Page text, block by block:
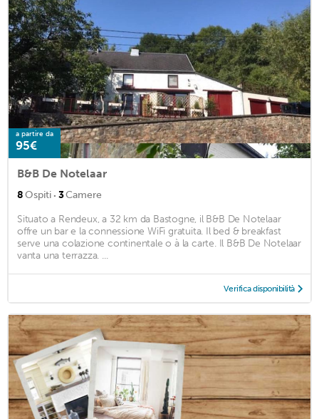
a partire da
95€
B&B De Notelaar
8Ospiti · 3Camere
Situato a Rendeux, a 32 km da Bastogne, il B&B De Notelaar
offre un bar e la connessione WiFi gratuita. Il bed & breakfast
serve una colazione continentale o à la carte. Il B&B De Notelaar
vanta una terrazza. ...
Verifica disponibilità